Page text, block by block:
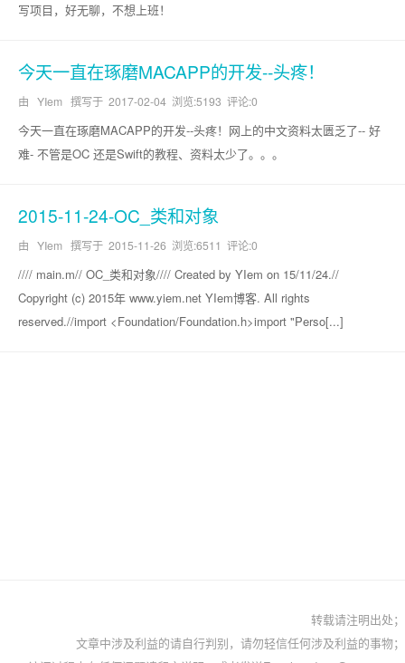
写项目，好无聊，不想上班！
今天一直在琢磨MACAPP的开发--头疼！
由 YIem 撰写于 2017-02-04 浏览:5193 评论:0
今天一直在琢磨MACAPP的开发--头疼！网上的中文资料太匮乏了-- 好
难- 不管是OC 还是Swift的教程、资料太少了。。。
2015-11-24-OC_类和对象
由 YIem 撰写于 2015-11-26 浏览:6511 评论:0
//// main.m// OC_类和对象//// Created by YIem on 15/11/24.//
Copyright (c) 2015年 www.yiem.net YIem博客. All rights
reserved.//import <Foundation/Foundation.h>import "Perso[...]
转载请注明出处；
文章中涉及利益的请自行判别，请勿轻信任何涉及利益的事物；